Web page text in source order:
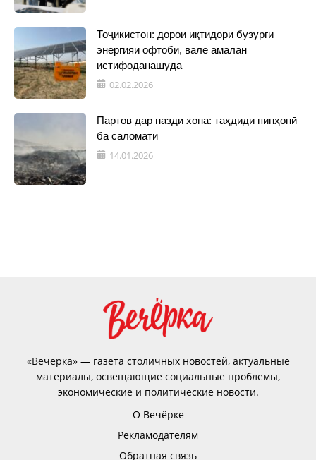
Тоҷикистон: дорои иқтидори бузурги
энергияи офтобӣ, вале амалан
истифоданашуда
02.02.2026
Партов дар назди хона: таҳдиди пинҳонӣ
ба саломатӣ
14.01.2026
«Вечёрка» — газета столичных новостей, актуальные
материалы, освещающие социальные проблемы,
экономические и политические новости.
О Вечёрке
Рекламодателям
Обратная связь